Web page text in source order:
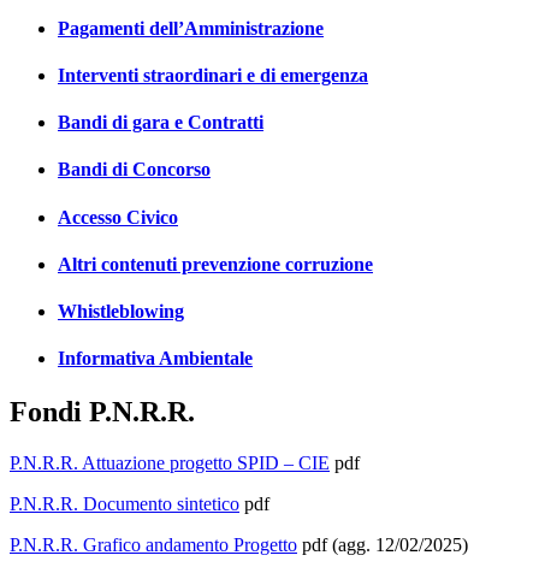
Pagamenti dell’Amministrazione
Interventi straordinari e di emergenza
Bandi di gara e Contratti
Bandi di Concorso
Accesso Civico
Altri contenuti prevenzione corruzione
Whistleblowing
Informativa Ambientale
Fondi P.N.R.R.
P.N.R.R. Attuazione progetto SPID – CIE pdf
P.N.R.R. Documento sintetico pdf
P.N.R.R. Grafico andamento Progetto pdf (agg. 12/02/2025)